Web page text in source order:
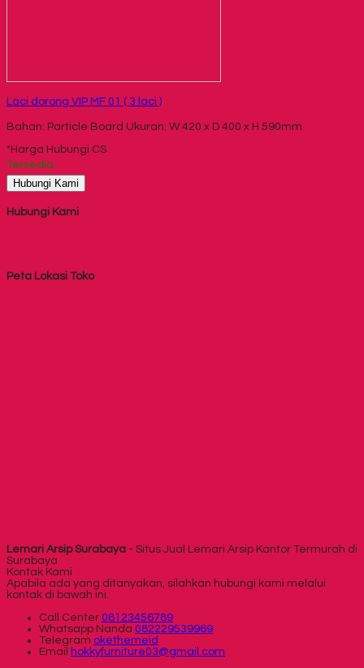
Laci dorong VIP MF 01 ( 3 laci )
Bahan: Particle Board Ukuran: W 420 x D 400 x H 590mm
*Harga Hubungi CS
Tersedia
Hubungi Kami
Hubungi Kami
Peta Lokasi Toko
Lemari Arsip Surabaya - Situs Jual Lemari Arsip Kantor Termurah di
Surabaya
Kontak Kami
Apabila ada yang ditanyakan, silahkan hubungi kami melalui
kontak di bawah ini.
Call Center 08123456789
Whatsapp Nanda 082229539969
Telegram okethemeid
Email
hokkyfurniture03@gmail.com